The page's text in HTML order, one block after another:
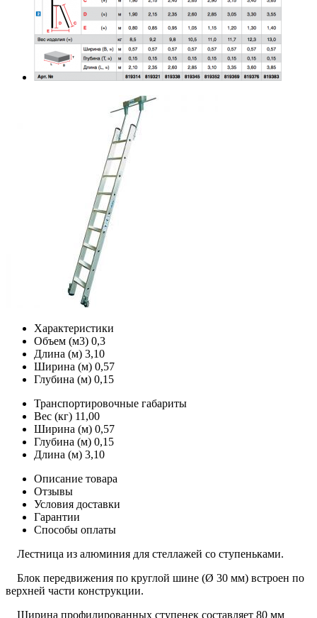
Характеристики
Объем (м3) 0,3
Длина (м) 3,10
Ширина (м) 0,57
Глубина (м) 0,15
Транспортировочные габариты
Вес (кг) 11,00
Ширина (м) 0,57
Глубина (м) 0,15
Длина (м) 3,10
Описание товара
Отзывы
Условия доставки
Гарантии
Способы оплаты
Лестница из алюминия для стеллажей со ступеньками.
Блок передвижения по круглой шине (Ø 30 мм) встроен по
верхней части конструкции.
Ширина профилированных ступенек составляет 80 мм